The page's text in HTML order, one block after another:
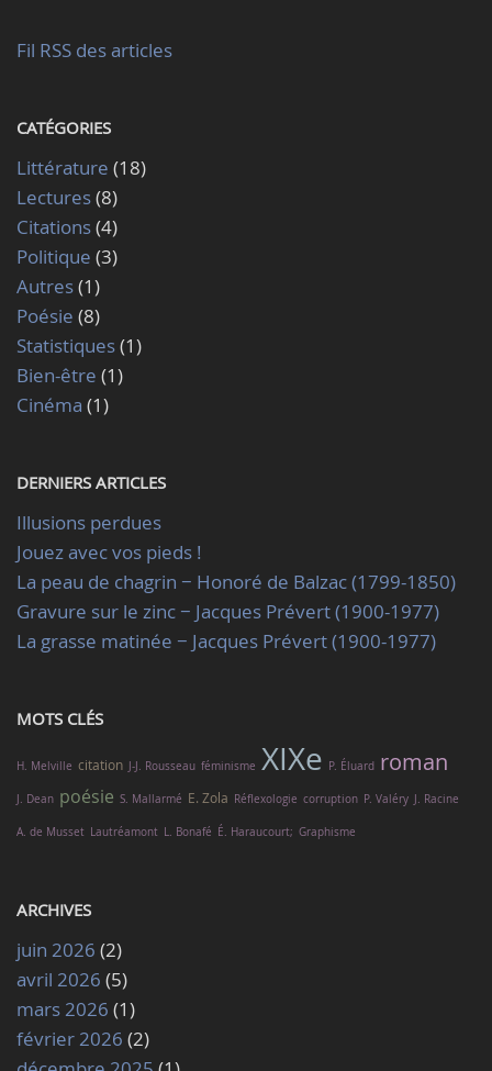
Fil RSS des articles
CATÉGORIES
Littérature (18)
Lectures(8)
Citations(4)
Politique (3)
Autres(1)
Poésie (8)
Statistiques(1)
Bien-être (1)
Cinéma (1)
DERNIERS ARTICLES
Illusions perdues
Jouez avec vos pieds !
La peau de chagrin − Honoré de Balzac (1799-1850)
Gravure sur le zinc − Jacques Prévert (1900-1977)
La grasse matinée − Jacques Prévert (1900-1977)
MOTS CLÉS
H. Melville citation J-J. Rousseau féminisme XIXe P. Éluard roman
J. Dean poésie S. Mallarmé E. Zola Réflexologie corruption P. Valéry J. Racine
A. de Musset Lautréamont L. Bonafé É. Haraucourt; Graphisme
ARCHIVES
juin 2026 (2)
avril 2026 (5)
mars 2026 (1)
février 2026 (2)